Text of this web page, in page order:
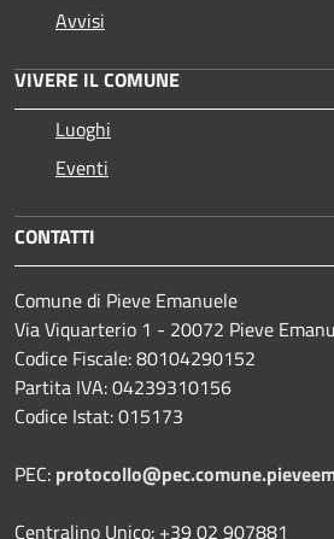
Avvisi
VIVERE IL COMUNE
Luoghi
Eventi
CONTATTI
Comune di Pieve Emanuele
Via Viquarterio 1 - 20072 Pieve
Codice Fiscale: 80104290152
Partita IVA: 04239310156
Codice Istat: 015173
PEC:
Centralino Unico: +39 02 907881